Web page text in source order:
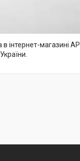
магазині